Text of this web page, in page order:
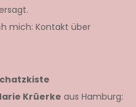
mich: Kontakt über
Krüerke aus Hamburg: